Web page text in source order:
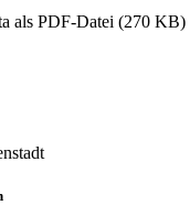
als PDF-Datei (270 KB)